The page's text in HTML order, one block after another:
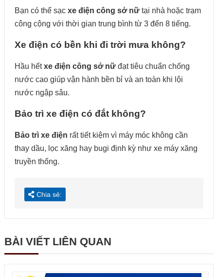
Bạn có thể sạc xe điện công sở nữtại nhà hoặc trạm
công cộng với thời gian trung bình từ 3 đến 8 tiếng.
Xe điện có bền khi đi trời mưa không?
Hầu hếtxe điện công sở nữđạt tiêu chuẩn chống
nước cao giúp vận hành bền bỉ và an toàn khi lội
nước ngập sâu.
Bảo trì xe điện có đắt không?
Bảo trì xe điện rất tiết kiệm vì máy móc không cần
thay dầu, lọc xăng hay bugi định kỳ như xe máy xăng
truyền thống.
Chia sẻ:
BÀI VIẾT LIÊN QUAN